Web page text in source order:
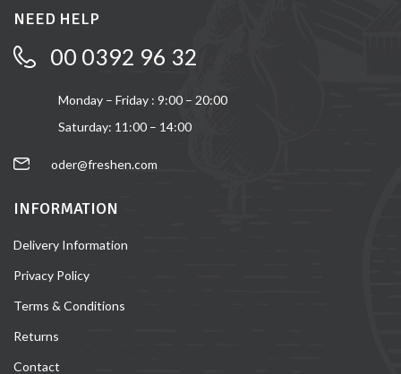
NEED HELP
00 0392 96 32
Monday – Friday : 9:00 – 20:00
Saturday: 11:00 – 14:00
oder@freshen.com
INFORMATION
Delivery Information
Privacy Policy
Terms & Conditions
Returns
Contact